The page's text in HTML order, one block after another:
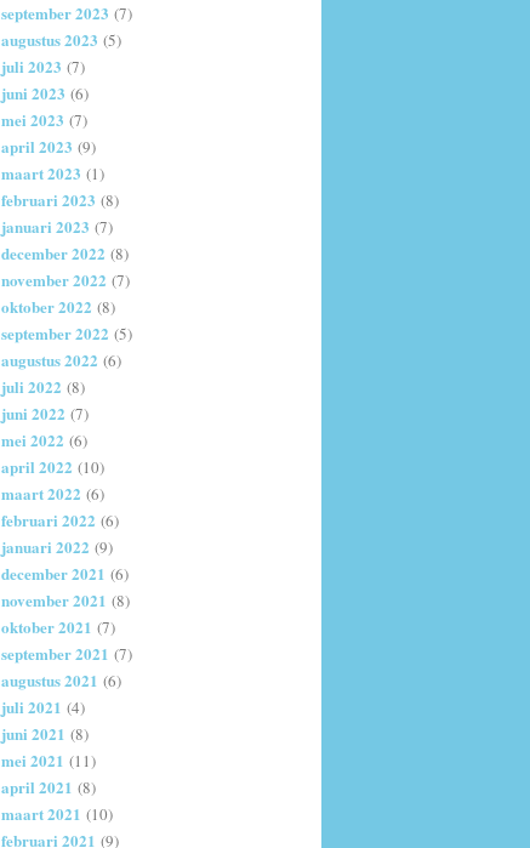
september 2023 (7)
augustus 2023 (5)
juli 2023 (7)
juni 2023 (6)
mei 2023 (7)
april 2023 (9)
maart 2023 (1)
februari 2023 (8)
januari 2023 (7)
december 2022 (8)
november 2022 (7)
oktober 2022 (8)
september 2022 (5)
augustus 2022 (6)
juli 2022 (8)
juni 2022 (7)
mei 2022 (6)
april 2022 (10)
maart 2022 (6)
februari 2022 (6)
januari 2022 (9)
december 2021 (6)
november 2021 (8)
oktober 2021 (7)
september 2021 (7)
augustus 2021 (6)
juli 2021 (4)
juni 2021 (8)
mei 2021 (11)
april 2021 (8)
maart 2021 (10)
februari 2021 (9)